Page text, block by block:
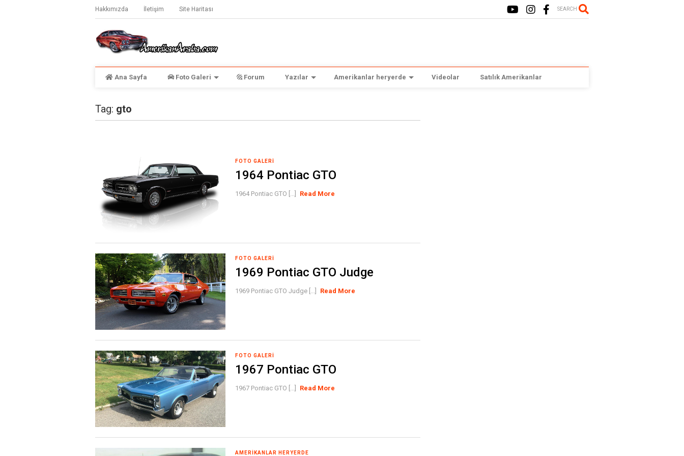
Hakkımızda İletişim Site Haritası SEARCH
Ana Sayfa Foto Galeri Forum Yazılar Amerikanlar heryerde Videolar Satılık Amerikanlar
Tag: gto
FOTO GALERI
1964 Pontiac GTO
1964 Pontiac GTO [...] Read More
FOTO GALERI
1969 Pontiac GTO Judge
1969 Pontiac GTO Judge [...] Read More
FOTO GALERI
1967 Pontiac GTO
1967 Pontiac GTO [...] Read More
AMERIKANLAR HERYERDE